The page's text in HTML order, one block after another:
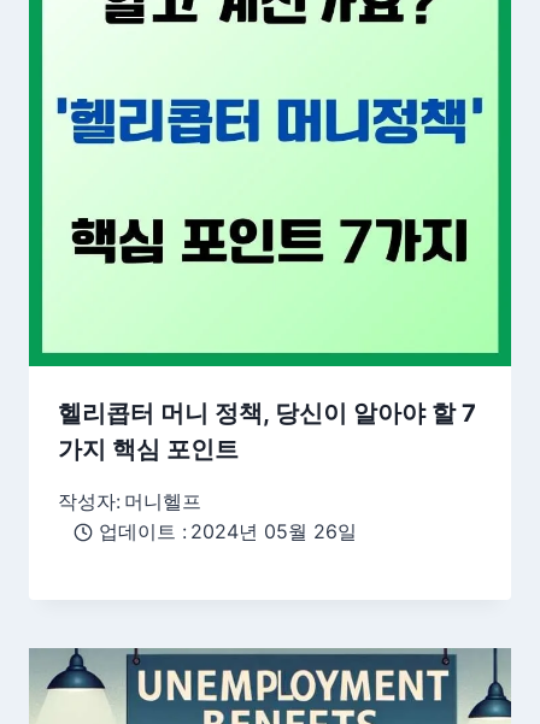
헬리콥터 머니 정책, 당신이 알아야 할 7
가지 핵심 포인트
작성자: 머니헬프
업데이트 : 2024년 05월 26일